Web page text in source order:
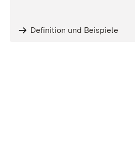
Definition und Beispiele